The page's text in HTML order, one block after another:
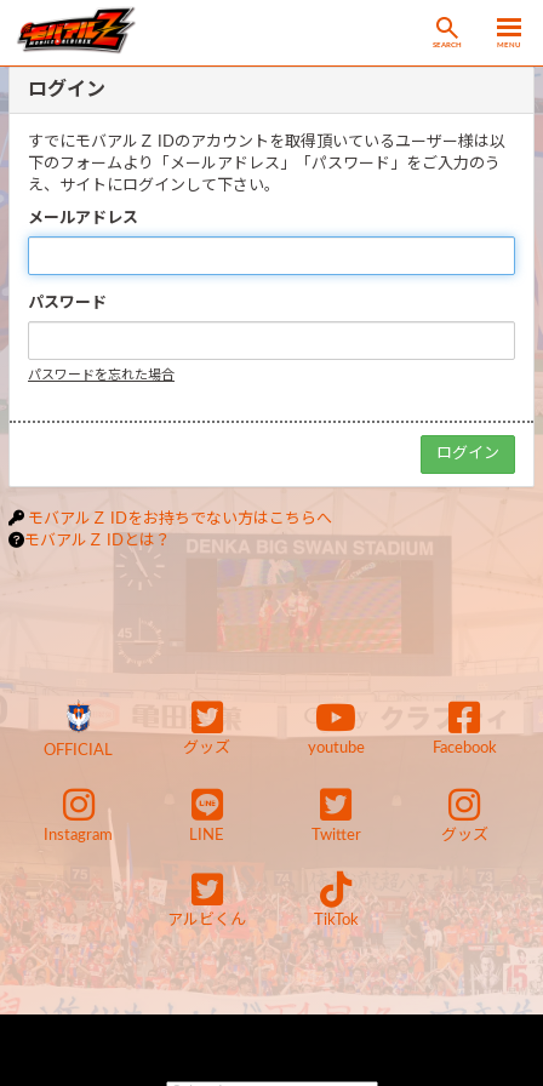
SEARCH MENU
ログイン
すでにモバアルＺ IDのアカウントを取得頂いているユーザー様は以
下のフォームより「メールアドレス」「パスワード」をご入力のう
え、サイトにログインして下さい。
メールアドレス
パスワード
パスワードを忘れた場合
モバアルＺ IDをお持ちでない方はこちらへ
モバアルＺ IDとは？
OFFICIAL グッズ youtube Facebook
Instagram LINE Twitter グッズ
アルビくん TikTok